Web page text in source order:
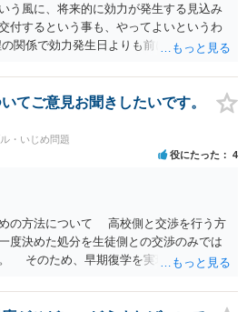
う風に、将来的に効力が発生する見込み
付するという事も、やってよいというわ
関係で効力発生日よりも前に交付したか
越したことはないですが、卒業式の日程
して定められることが多いですし、学籍
るようですから、そのこと自体に特に問
効力発生日より前に、その効力が無効と
ら、その証明書は効力を発生する事な
証書自体は、通常記載されている内容
事実について記載されており、卒業式時
の事実として間違いないので、卒業証書
的な効力を議論するものではないでしょ
はなく、在学中に何らかの問題を起こし
てご意見お聞きしたいです。
・いじめ問題
役にたった 4
の方法について 高校側と交渉を行う方
度決めた処分を生徒側との交渉のみでは
そのため、早期復学を実現するための
場合には、一定期間の経過等をもって退